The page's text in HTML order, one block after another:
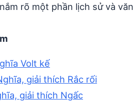
rõ một phần lịch sử và văn
Volt kế
giải thích Rắc rối
giải thích Ngấc